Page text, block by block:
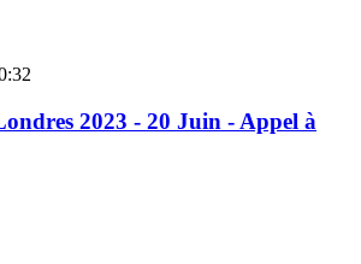
2023 - 20 Juin - Appel à